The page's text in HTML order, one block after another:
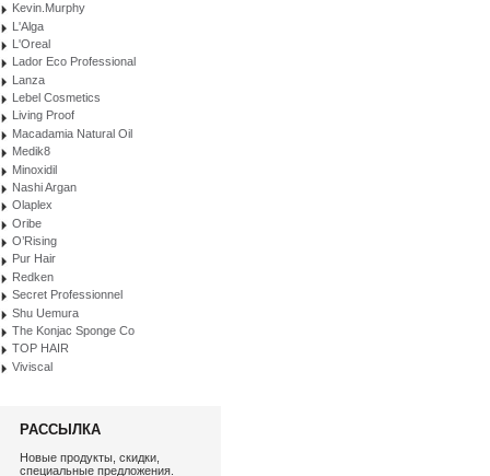
Kevin.Murphy
L'Alga
L'Oreal
Lador Eco Professional
Lanza
Lebel Cosmetics
Living Proof
Macadamia Natural Oil
Medik8
Minoxidil
Nashi Argan
Olaplex
Oribe
O’Rising
Pur Hair
Redken
Secret Professionnel
Shu Uemura
The Konjac Sponge Co
TOP HAIR
Viviscal
РАССЫЛКА
Новые продукты, скидки,
специальные предложения.